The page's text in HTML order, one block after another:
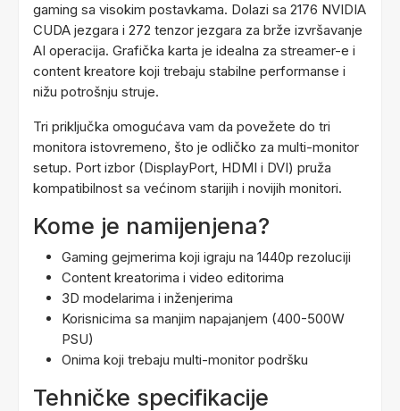
gaming sa visokim postavkama. Dolazi sa 2176 NVIDIA
CUDA jezgara i 272 tenzor jezgara za brže izvršavanje
AI operacija. Grafička karta je idealna za streamer-e i
content kreatore koji trebaju stabilne performanse i
nižu potrošnju struje.
Tri priključka omogućava vam da povežete do tri
monitora istovremeno, što je odličko za multi-monitor
setup. Port izbor (DisplayPort, HDMI i DVI) pruža
kompatibilnost sa većinom starijih i novijih monitori.
Kome je namijenjena?
Gaming gejmerima koji igraju na 1440p rezoluciji
Content kreatorima i video editorima
3D modelarima i inženjerima
Korisnicima sa manjim napajanjem (400-500W
PSU)
Onima koji trebaju multi-monitor podršku
Tehničke specifikacije